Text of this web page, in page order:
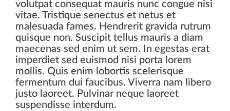
volutpat consequat mauris nunc congue nisi
vitae. Tristique senectus et netus et
malesuada fames. Hendrerit gravida rutrum
quisque non. Suscipit tellus mauris a diam
maecenas sed enim ut sem. In egestas erat
imperdiet sed euismod nisi porta lorem
mollis. Quis enim lobortis scelerisque
fermentum dui faucibus. Viverra nam libero
justo laoreet. Pulvinar neque laoreet
suspendisse interdum.